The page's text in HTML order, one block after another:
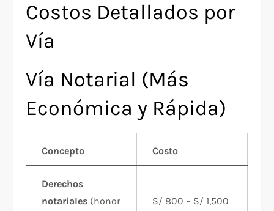
Costos Detallados por
Vía
Vía Notarial (Más
Económica y Rápida)
Concepto Costo
Derechos
notariales (honor
S/ 800 – S/ 1,500